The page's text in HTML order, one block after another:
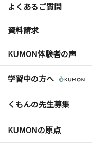
よくあるご質問
資料請求
KUMON体験者の声
学習中の方へ
くもんの先生募集
KUMONの原点